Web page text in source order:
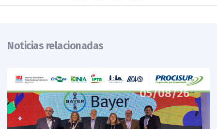
Noticias relacionadas
05/08/26